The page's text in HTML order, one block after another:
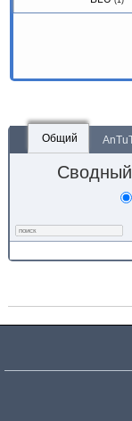
Общий
Сводный